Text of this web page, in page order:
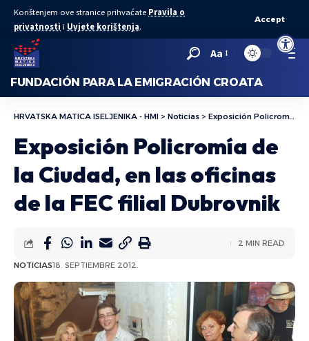
Abrir
Korištenjem ove stranice prihvaćate Pravila o
privatnosti i Uvjete korištenja.
Accept
Aa
FUNDACIÓN PARA LA EMIGRACIÓN CROATA
HRVATSKA MATICA ISELJENIKA - HMI > Noticias > Exposición Policromía de la Ciudad, en las oficinas de la FEC filial Dubrovnik
Exposición Policromía de
la Ciudad, en las oficinas
de la FEC filial Dubrovnik
NOTICIAS18. SEPTIEMBRE 2012.
2 MIN READ